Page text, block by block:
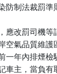
防制法裁罰
應改罰司機
空氣品質維
一年內排煙
車主，當負